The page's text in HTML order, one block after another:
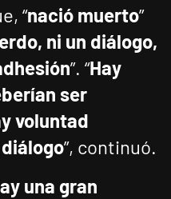
“nació muerto”
ni un diálogo,
”. “Hay
ser
voluntad
”, continuó.
una gran